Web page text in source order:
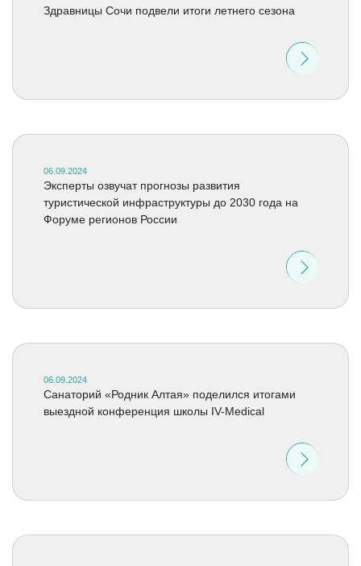
Здравницы Сочи подвели итоги летнего сезона
06.09.2024
Эксперты озвучат прогнозы развития
туристической инфраструктуры до 2030 года на
Форуме регионов России
06.09.2024
Санаторий «Родник Алтая» поделился итогами
выездной конференция школы IV-Medical